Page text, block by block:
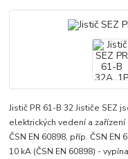
Jistič PR 61-B 32 Jističe SEZ
elektrických vedení a
ČSN EN 60898, příp. ČSN
10 kA (ČSN EN 60898) -